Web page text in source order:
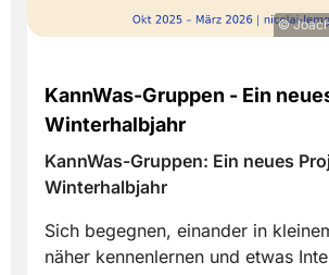
©
KannWas-Gruppen - Ein
Winterhalbjahr
KannWas-Gruppen: Ein neues
Winterhalbjahr
Sich begegnen, einander in
näher kennenlernen und etwas